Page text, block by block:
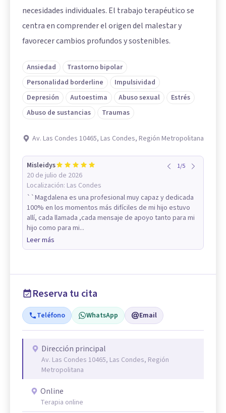
necesidades individuales. El trabajo terapéutico se
centra en comprender el origen del malestar y
favorecer cambios profundos y sostenibles.
Ansiedad
Trastorno bipolar
Personalidad borderline
Impulsividad
Depresión
Autoestima Abuso sexual
Estrés
Abuso de sustancias
Traumas
Av. Las Condes 10465, Las Condes, Región Metropolitana
Misleidys
20 de julio de 2026
Localización: Las Condes
1/5
``Magdalena es una profesional muy capaz y dedicada
100% en los momentos más difíciles de mi hijo estuvo
allí, cada llamada ,cada mensaje de apoyo tanto para mi
hijo como para mi...
Leer más
Reserva tu cita
Teléfono WhatsApp Email
Dirección principal
Av. Las Condes 10465, Las Condes, Región
Metropolitana
Online
Terapia online